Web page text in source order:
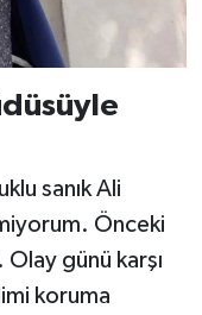
sanık Ali
Önceki
günü karşı
koruma